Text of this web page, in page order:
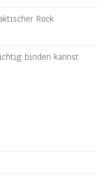
Rock
binden kannst